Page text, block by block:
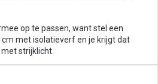
op te passen, want stel een
met isolatieverf en je krijgt dat
strijklicht.